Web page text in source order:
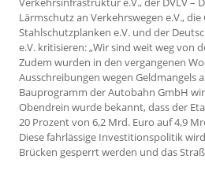
Lärmschutz an Verkehrswegen e.V.,
Stahlschutzplanken e.V. und der
e.V. kritisieren: „Wir sind weit weg von
Zudem wurden in den vergangenen
Ausschreibungen wegen Geldmangels
Bauprogramm der Autobahn GmbH
Obendrein wurde bekannt, dass der
20 Prozent von 6,2 Mrd. Euro auf 4,9
Diese fahrlässige Investitionspolitik
Brücken gesperrt werden und das